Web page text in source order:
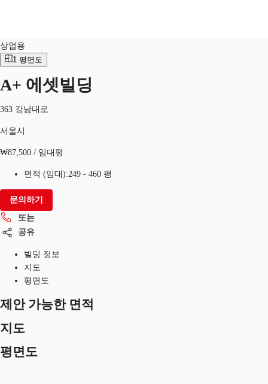
홈 서울시
상업용
1 평면도
A+ 에셋빌딩
363 강남대로
서울시
₩87,500 / 임대평
면적 (임대):249 - 460 평
문의하기
또는
공유
빌딩 정보
지도
평면도
제안 가능한 면적
지도
평면도